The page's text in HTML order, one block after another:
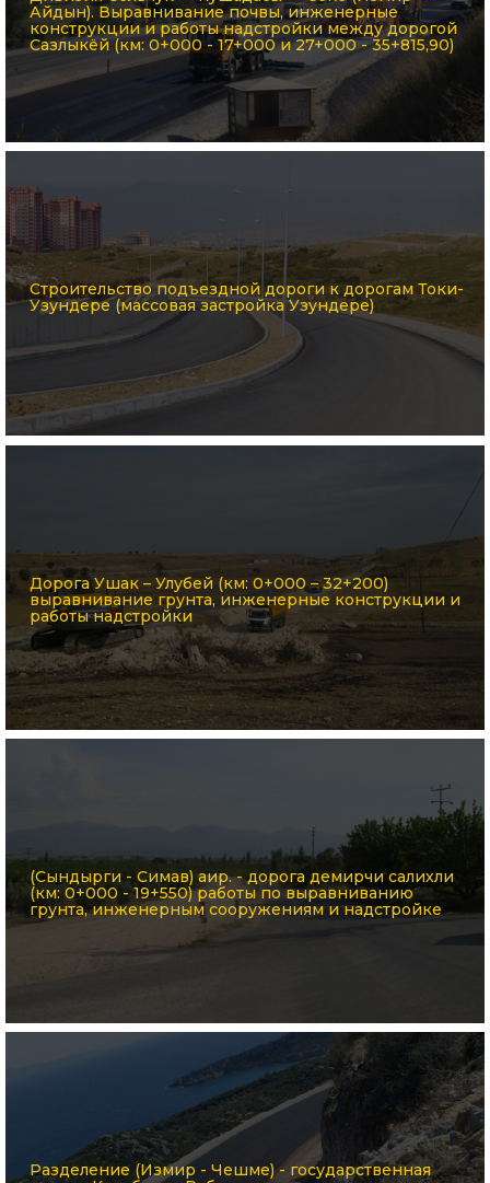
Айдын). Выравнивание почвы, инженерные
конструкции и работы надстройки между дорогой
Сазлыкёй (км: 0+000 - 17+000 и 27+000 - 35+815,90)
Строительство подъездной дороги к дорогам Токи-
Узундере (массовая застройка Узундере)
Дорога Ушак – Улубей (км: 0+000 – 32+200)
выравнивание грунта, инженерные конструкции и
работы надстройки
(Сындырги - Симав) аир. - дорога демирчи салихли
(км: 0+000 - 19+550) работы по выравниванию
грунта, инженерным сооружениям и надстройке
Разделение (Измир - Чешме) - государственная